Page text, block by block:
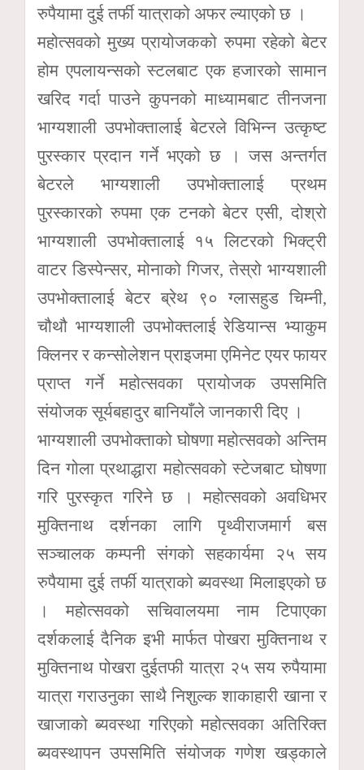
रुपैयामा दुई तर्फी यात्राको अफर ल्याएको छ ।
महोत्सवको मुख्य प्रायोजकको रुपमा रहेको बेटर
होम एपलायन्सको स्टलबाट एक हजारको सामान
खरिद गर्दा पाउने कुपनको माध्यामबाट तीनजना
भाग्यशाली उपभोक्तालाई बेटरले विभिन्न उत्कृष्ट
पुरस्कार प्रदान गर्ने भएको छ । जस अन्तर्गत
बेटरले भाग्यशाली उपभोक्तालाई प्रथम
पुरस्कारको रुपमा एक टनको बेटर एसी, दोश्रो
भाग्यशाली उपभोक्तालाई १५ लिटरको भिक्ट्री
वाटर डिस्पेन्सर, मोनाको गिजर, तेस्रो भाग्यशाली
उपभोक्तालाई बेटर ब्रेथ ९० ग्लासहुड चिम्नी,
चौथौ भाग्यशाली उपभोक्तलाई रेडियान्स भ्याकुम
क्लिनर र कन्सोलेशन प्राइजमा एमिनेट एयर फायर
प्राप्त गर्ने महोत्सवका प्रायोजक उपसमिति
संयोजक सूर्यबहादुर बानियाँले जानकारी दिए ।
भाग्यशाली उपभोक्ताको घोषणा महोत्सवको अन्तिम
दिन गोला प्रथाद्धारा महोत्सवको स्टेजबाट घोषणा
गरि पुरस्कृत गरिने छ । महोत्सवको अवधिभर
मुक्तिनाथ दर्शनका लागि पृथ्वीराजमार्ग बस
सञ्चालक कम्पनी संगको सहकार्यमा २५ सय
रुपैयामा दुई तर्फी यात्राको ब्यवस्था मिलाइएको छ
। महोत्सवको सचिवालयमा नाम टिपाएका
दर्शकलाई दैनिक इभी मार्फत पोखरा मुक्तिनाथ र
मुक्तिनाथ पोखरा दुईतफी यात्रा २५ सय रुपैयामा
यात्रा गराउनुका साथै निशुल्क शाकाहारी खाना र
खाजाको ब्यवस्था गरिएको महोत्सवका अतिरिक्त
ब्यवस्थापन उपसमिति संयोजक गणेश खड्काले